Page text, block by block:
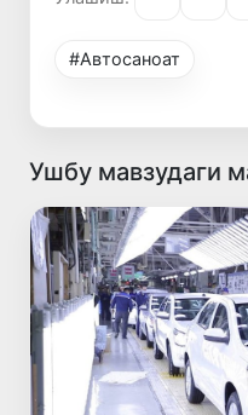
#Автосаноат
Ушбу мавзудаги